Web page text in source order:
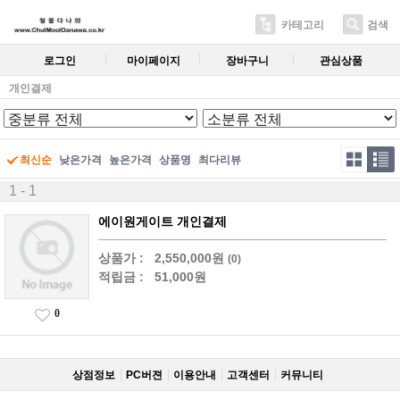
카테고리 검색
로그인 마이페이지 장바구니 관심상품
개인결제
최신순 낮은가격 높은가격 상품명 최다리뷰
1 - 1
에이원게이트 개인결제
상품가 : 2,550,000원 (0)
적립금 : 51,000원
0
상점정보 PC버젼 이용안내 고객센터 커뮤니티